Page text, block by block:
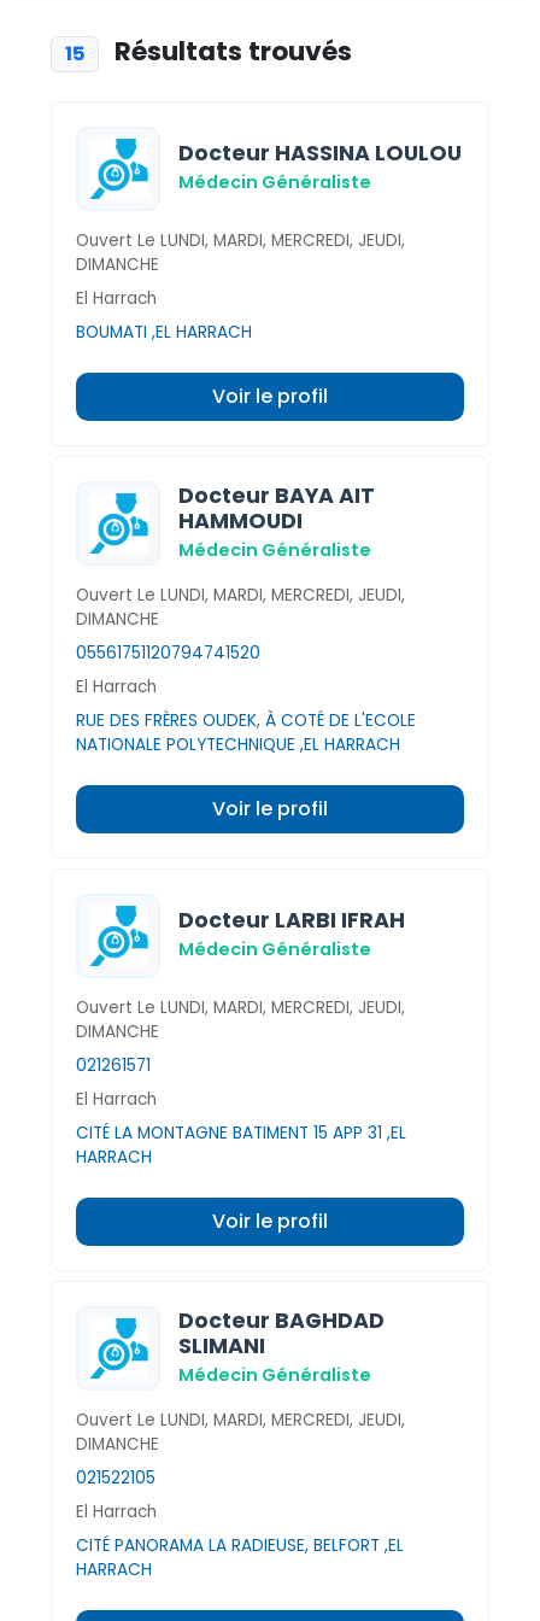
15 Résultats trouvés
Docteur HASSINA LOULOU
Médecin Généraliste
Ouvert Le LUNDI, MARDI, MERCREDI, JEUDI,
DIMANCHE
El Harrach
BOUMATI ,EL HARRACH
Voir le profil
Docteur BAYA AIT
HAMMOUDI
Médecin Généraliste
Ouvert Le LUNDI, MARDI, MERCREDI, JEUDI,
DIMANCHE
05561751120794741520
El Harrach
RUE DES FRÈRES OUDEK, À COTÉ DE L'ECOLE
NATIONALE POLYTECHNIQUE ,EL HARRACH
Voir le profil
Docteur LARBI IFRAH
Médecin Généraliste
Ouvert Le LUNDI, MARDI, MERCREDI, JEUDI,
DIMANCHE
021261571
El Harrach
CITÉ LA MONTAGNE BATIMENT 15 APP 31 ,EL
HARRACH
Voir le profil
Docteur BAGHDAD
SLIMANI
Médecin Généraliste
Ouvert Le LUNDI, MARDI, MERCREDI, JEUDI,
DIMANCHE
021522105
El Harrach
CITÉ PANORAMA LA RADIEUSE, BELFORT ,EL
HARRACH